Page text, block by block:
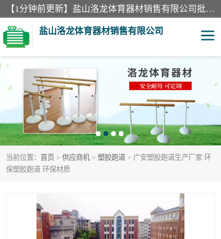
【1分钟前更新】盐山洛龙体育器材销售有限公司批量供应：300米障碍器材、400米障碍器材、部队训练器材、双杠、体操垫、舞蹈把杆等产品。盐山洛龙体育器材销售有限公司经过多年的发展，集研发，生产，销售，售后服务为一体. 奉行“质量，信誉，服务”的宗旨，以开拓创新的精神和真诚守信的态度积极进取。
盐山洛龙体育器材销售有限公司
当前位置： 首页 > 供应商机 > 塑胶跑道 > 广安塑胶跑道生产厂家 环
保塑胶跑道 环保材质
单双杠 舞蹈把杆
400米障碍器材 体操垫
300米障碍器材 攀爬架
塑胶跑道 400米障碍器材1